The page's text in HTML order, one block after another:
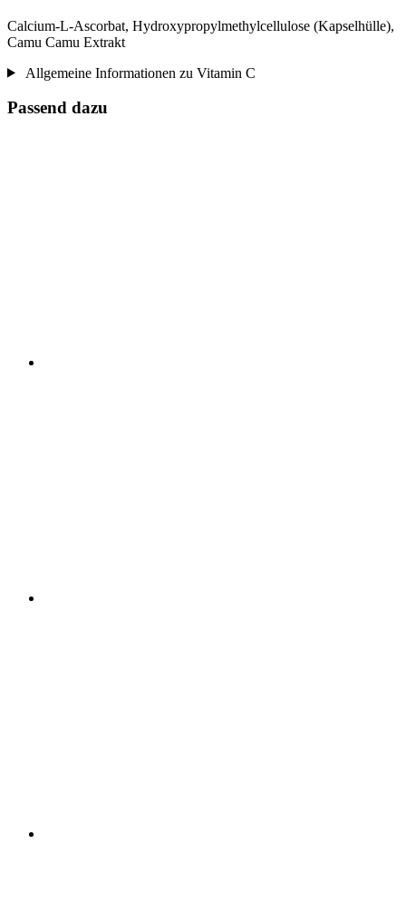
Calcium-L-Ascorbat, Hydroxypropylmethylcellulose (Kapselhülle),
Camu Camu Extrakt
Allgemeine Informationen zu Vitamin C
Passend dazu